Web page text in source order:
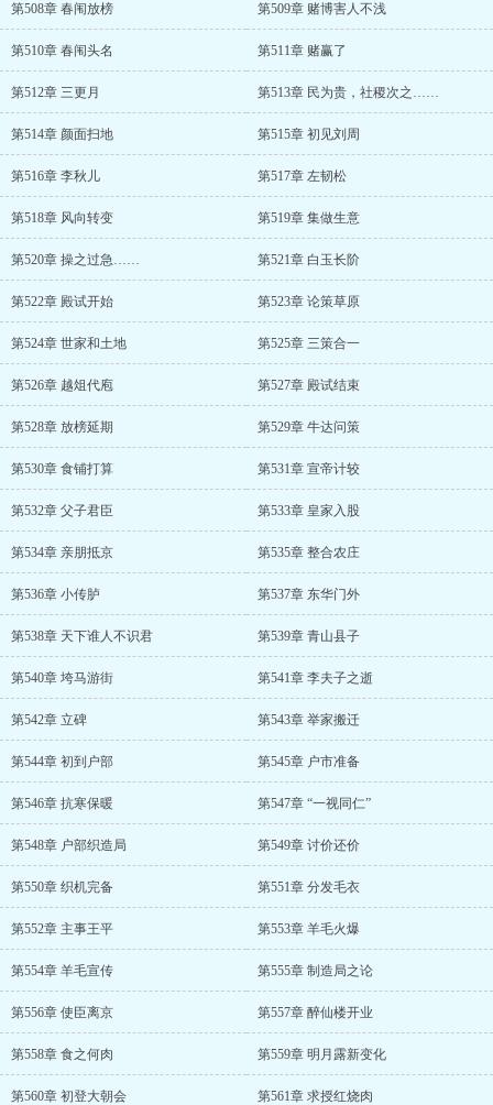
第508章 春闱放榜 第509章 赌博害人不浅
第510章 春闱头名 第511章 赌赢了
第512章 三更月 第513章 民为贵，社稷次之……
第514章 颜面扫地 第515章 初见刘周
第516章 李秋儿 第517章 左韧松
第518章 风向转变 第519章 集做生意
第520章 操之过急…… 第521章 白玉长阶
第522章 殿试开始 第523章 论策草原
第524章 世家和土地 第525章 三策合一
第526章 越俎代庖 第527章 殿试结束
第528章 放榜延期 第529章 牛达问策
第530章 食铺打算 第531章 宣帝计较
第532章 父子君臣 第533章 皇家入股
第534章 亲朋抵京 第535章 整合农庄
第536章 小传胪 第537章 东华门外
第538章 天下谁人不识君 第539章 青山县子
第540章 垮马游街 第541章 李夫子之逝
第542章 立碑 第543章 举家搬迁
第544章 初到户部 第545章 户市准备
第546章 抗寒保暖 第547章 “一视同仁”
第548章 户部织造局 第549章 讨价还价
第550章 织机完备 第551章 分发毛衣
第552章 主事王平 第553章 羊毛火爆
第554章 羊毛宣传 第555章 制造局之论
第556章 使臣离京 第557章 醉仙楼开业
第558章 食之何肉 第559章 明月露新变化
第560章 初登大朝会 第561章 求授红烧肉